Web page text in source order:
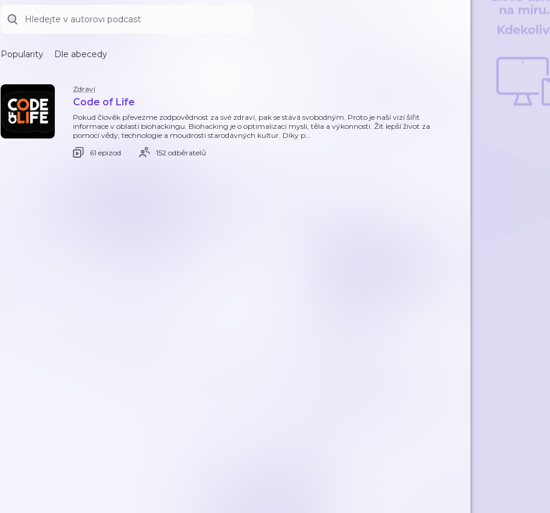
Popularity Dle abecedy
Zdraví
Code of Life
Pokud člověk převezme zodpovědnost za své zdraví, pak se stává svobodným. Proto je naší vizí šířit
informace v oblasti biohackingu. Biohacking je o optimalizaci mysli, těla a výkonnosti. Žít lepší život za
pomocí vědy, technologie a moudrosti starodávných kultur. Díky p…
61 epizod
152 odběratelů